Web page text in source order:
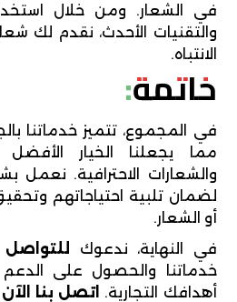
في الشعار. ومن خلال
والتقنيات الأحدث، نقدم لك
الانتباه.
خاتمة:
في المجموع، تتميز خدماتنا
مما يجعلنا الخيار
والشعارات الاحترافية. نعمل
لضمان تلبية احتياجاتهم
أو الشعار.
في النهاية، ندعوك
للتواصل
خدماتنا والحصول على الدعم
أهدافك التجارية. اتصل بنا الآن